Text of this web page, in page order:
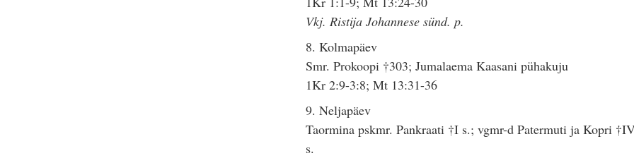
Vkj. Ristija Johannese sünd. p.
8. Kolmapäev
Smr. Prokoopi †303; Jumalaema Kaasani pühakuju
1Kr 2:9-3:8; Mt 13:31-36
9. Neljapäev
Taormina pskmr. Pankraati †I s.; vgmr-d Patermuti ja Kopri
s.